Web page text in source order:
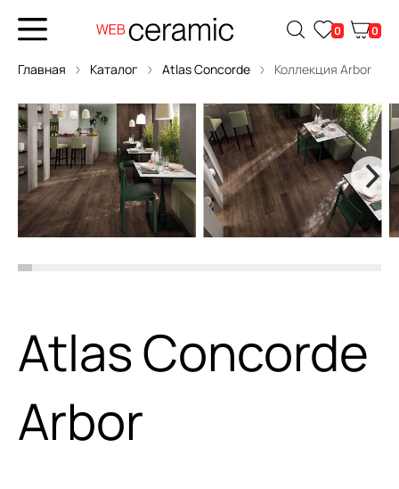
0 0
Главная Каталог Atlas Concorde Коллекция Arbor
Atlas Concorde
Arbor